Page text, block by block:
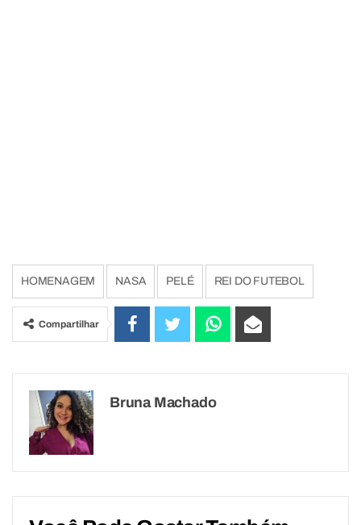
HOMENAGEM NASA PELÉ REI DO FUTEBOL
Compartilhar
Bruna Machado